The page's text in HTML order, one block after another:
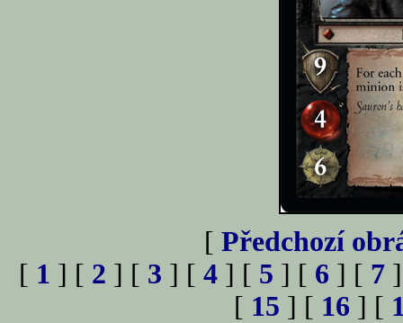
[ Předchozí
[ 1 ] [ 2 ] [ 3 ] [ 4 ] [ 5 ] [ 6 ] [ 7
[ 15 ] [ 16 ] [